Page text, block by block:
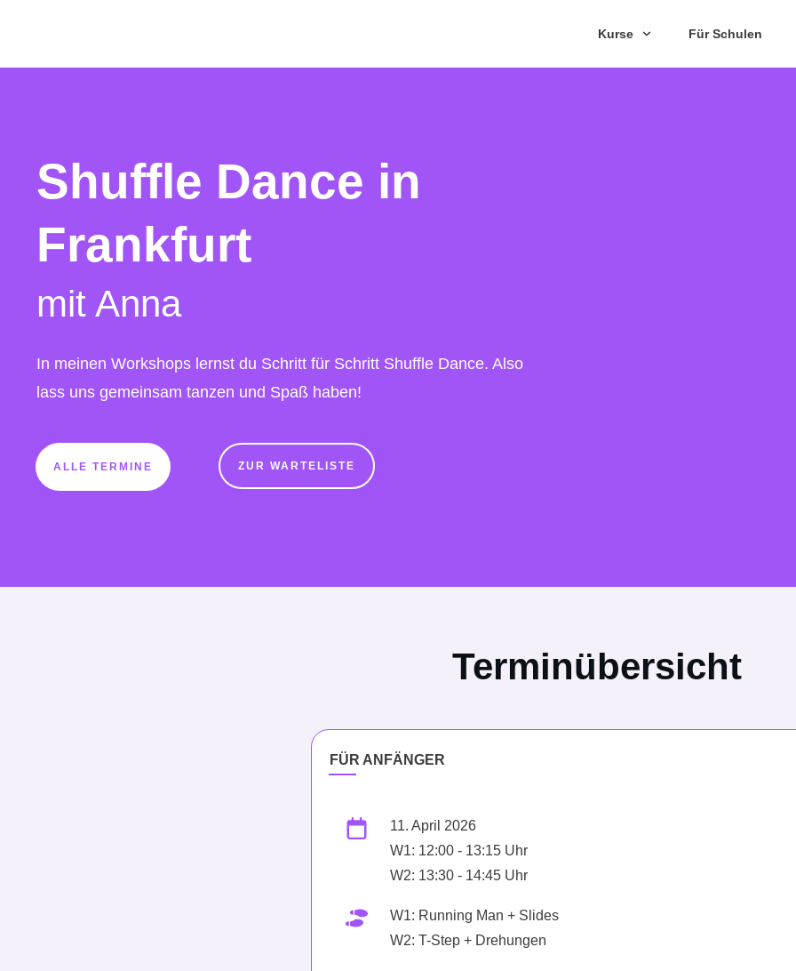
Kurse Für Schulen
Shuffle Dance in
Frankfurt
mit Anna
In meinen Workshops lernst du Schritt für Schritt Shuffle Dance. Also
lass uns gemeinsam tanzen und Spaß haben!
ALLE TERMINE ZUR WARTELISTE
Terminübersicht
FÜR ANFÄNGER
11. April 2026
W1: 12:00 - 13:15 Uhr
W2: 13:30 - 14:45 Uhr
W1: Running Man + Slides
W2: T-Step + Drehungen